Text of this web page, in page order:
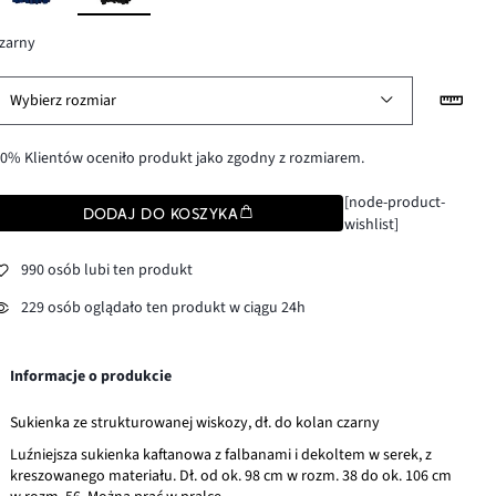
Wybierz rozmiar
Klientów oceniło produkt jako zgodny z rozmiarem.
DODAJ DO KOSZYKA
[node-product-
wishlist]
990 osób lubi ten produkt
229 osób oglądało ten produkt w ciągu 24h
Informacje o produkcie
Sukienka ze strukturowanej wiskozy, dł. do kolan czarny
Luźniejsza sukienka kaftanowa z falbanami i dekoltem w serek, z
kreszowanego materiału. Dł. od ok. 98 cm w rozm. 38 do ok. 106 cm